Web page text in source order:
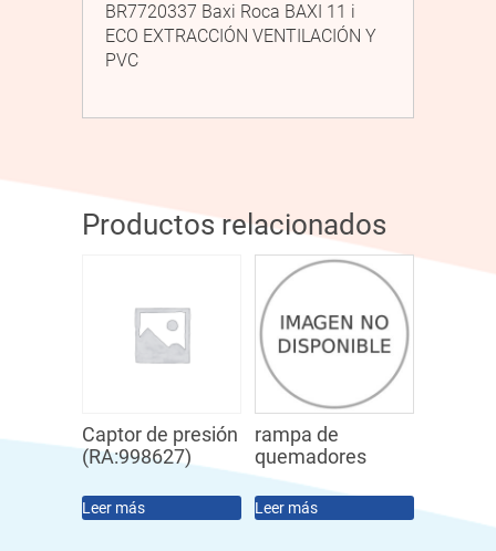
BR7720337 Baxi Roca BAXI 11 i
ECO EXTRACCIÓN VENTILACIÓN Y
PVC
Productos relacionados
Captor de presión
(RA:998627)
Leer más
rampa de
quemadores
Leer más